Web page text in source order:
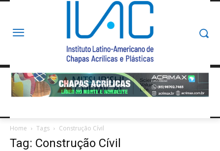
Home Tags Construção Cívil
Tag: Construção Cívil